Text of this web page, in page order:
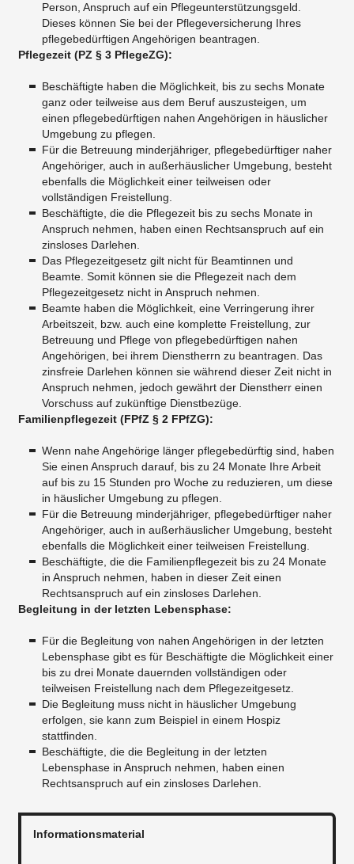
Person, Anspruch auf ein Pflegeunterstützungsgeld.
Dieses können Sie bei der Pflegeversicherung Ihres
pflegebedürftigen Angehörigen beantragen.
Pflegezeit (PZ § 3 PflegeZG):
Beschäftigte haben die Möglichkeit, bis zu sechs Monate
ganz oder teilweise aus dem Beruf auszusteigen, um
einen pflegebedürftigen nahen Angehörigen in häuslicher
Umgebung zu pflegen.
Für die Betreuung minderjähriger, pflegebedürftiger naher
Angehöriger, auch in außerhäuslicher Umgebung, besteht
ebenfalls die Möglichkeit einer teilweisen oder
vollständigen Freistellung.
​Beschäftigte, die die Pflegezeit bis zu sechs Monate in
Anspruch nehmen, haben einen Rechtsanspruch auf ein
zinsloses Darlehen.
​Das Pflegezeitgesetz gilt nicht für Beamtinnen und
Beamte. Somit können sie die Pflegezeit nach dem
Pflegezeitgesetz nicht in Anspruch nehmen.
Beamte haben die Möglichkeit, eine Verringerung ihrer
Arbeitszeit, bzw. auch eine komplette Freistellung, zur
Betreuung und Pflege von pflegebedürftigen nahen
Angehörigen, bei ihrem Dienstherrn zu beantragen. Das
zinsfreie Darlehen können sie während dieser Zeit nicht in
Anspruch nehmen, jedoch gewährt der Dienstherr einen
Vorschuss auf zukünftige Dienstbezüge.
Familienpflegezeit (FPfZ § 2 FPfZG):
Wenn nahe Angehörige länger pflegebedürftig sind, haben
Sie einen Anspruch darauf, bis zu 24 Monate Ihre Arbeit
auf bis zu 15 Stunden pro Woche zu reduzieren, um diese
in häuslicher Umgebung zu pflegen.
Für die Betreuung minderjähriger, pflegebedürftiger naher
Angehöriger, auch in außerhäuslicher Umgebung, besteht
ebenfalls die Möglichkeit einer teilweisen Freistellung.
​Beschäftigte, die die Familienpflegezeit bis zu 24 Monate
in Anspruch nehmen, haben in dieser Zeit einen
Rechtsanspruch auf ein zinsloses Darlehen.
Begleitung in der letzten Lebensphase:
Für die Begleitung von nahen Angehörigen in der letzten
Lebensphase gibt es für Beschäftigte die Möglichkeit einer
bis zu drei Monate dauernden vollständigen oder
teilweisen Freistellung nach dem Pflegezeitgesetz.
​Die Begleitung muss nicht in häuslicher Umgebung
erfolgen, sie kann zum Beispiel in einem Hospiz
stattfinden.
​Beschäftigte, die die Begleitung in der letzten
Lebensphase in Anspruch nehmen, haben einen
Rechtsanspruch auf ein zinsloses Darlehen.
Informationsmaterial